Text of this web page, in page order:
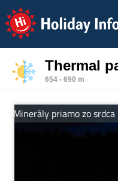
Holiday Info
Thermal
654 - 690 m
priamo zo srdca